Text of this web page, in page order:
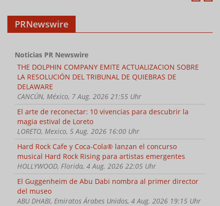
PRNewswire
Noticias PR Newswire
THE DOLPHIN COMPANY EMITE ACTUALIZACION SOBRE
LA RESOLUCIÓN DEL TRIBUNAL DE QUIEBRAS DE
DELAWARE
CANCÚN, México, 7 Aug. 2026 21:55 Uhr
El arte de reconectar: 10 vivencias para descubrir la
magia estival de Loreto
LORETO, Mexico, 5 Aug. 2026 16:00 Uhr
Hard Rock Cafe y Coca-Cola® lanzan el concurso
musical Hard Rock Rising para artistas emergentes
HOLLYWOOD, Florida, 4 Aug. 2026 22:05 Uhr
El Guggenheim de Abu Dabi nombra al primer director
del museo
ABU DHABI, Emiratos Árabes Unidos, 4 Aug. 2026 19:15 Uhr